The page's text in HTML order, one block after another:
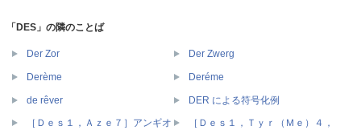
「DES」の隣のことば
Der Zor Der Zwerg
Derème Deréme
de rêver
DER による符号化例
［Ｄｅｓ１，Ａｚｅ７］アンギオ
［Ｄｅｓ１，Ｔｙｒ（Ｍｅ）４，